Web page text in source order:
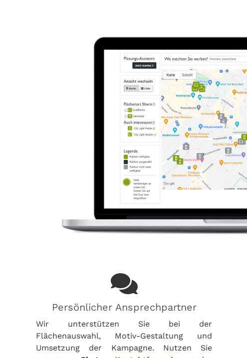
Persönlicher Ansprechpartner
Wir unterstützen Sie bei der
Flächenauswahl, Motiv-Gestaltung und
Umsetzung der Kampagne. Nutzen Sie